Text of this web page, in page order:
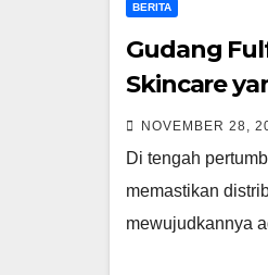
BERITA
Gudang
Skincare
NOVEMBER 28,
Di tengah
memastikan
mewujudkannya